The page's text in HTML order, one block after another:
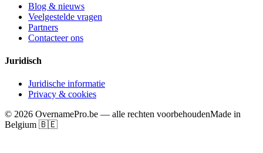
Blog & nieuws
Veelgestelde vragen
Partners
Contacteer ons
Juridisch
Juridische informatie
Privacy & cookies
© 2026 OvernamePro.be — alle rechten voorbehoudenMade in
Belgium 🇧🇪